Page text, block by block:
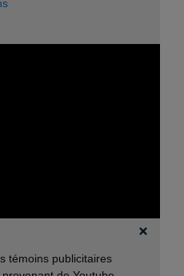
témoins publicitaires